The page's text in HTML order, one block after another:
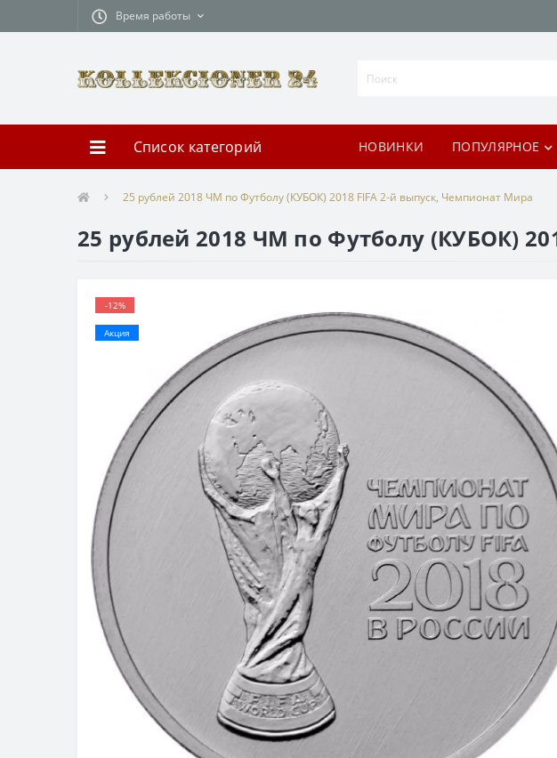
Время работы
Список категорий НОВИНКИ ПОПУЛЯРНОЕ
25 рублей 2018 ЧМ по Футболу (КУБОК) 2018 FIFA 2-й выпуск, Чемпионат Мира
25 рублей 2018 ЧМ по Футболу (КУБОК)
-12%
Акция